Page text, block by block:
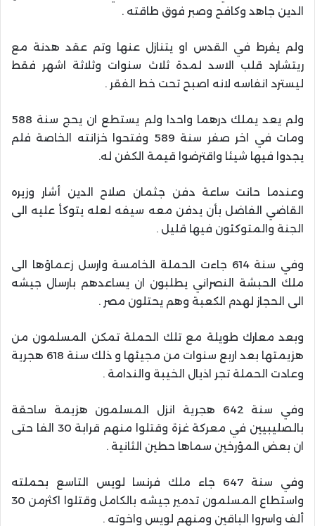
الدين جاهد وكافح وصبر فوق طاقته .
ولم يفرط في القدس او يتنازل عنها وتم عقد هدنة مع
ريتشارد قلب الاسد لمدة ثلاث سنوات وثلاثة اشهر فقط
ليسترد انفاسه لانه اصبح تحت خط الفقر .
ولم يعد يملك درهما واحدا ولم يستطع ان يحج سنة 588
ومات في اخر صفر سنة 589 وفتحوا خزانته الخاصة فلم
يجدوا فيها شيئا واقترضوا قيمة الكفن له.
وعندما حانت ساعة دفن جثمان صلاح الدين أشار وزيره
القاضي الفاضل بأن يدفن معه سيفه لعله يتوكأ عليه الى
الجنة والمتوكئون فيها قليل .
وفي سنة 614 جاءت الحملة الخامسة وارسل زعماؤها الى
ملك الحبشة النصراني يطلبون ان يساعدهم بارسال جيشه
الى الحجاز لهدم الكعبة وهم يحتلون مصر .
وبعد معارك طويلة مع تلك الحملة تمكن المسلمون من
هزيمتها بعد اربع سنوات من مجيئها و ذلك سنة 618 هجرية
وعادت الحملة تجر اذيال الخيبة والندامة .
وفي سنة 642 هجرية انزل المسلمون هزيمة ساحقة
بالصليبيين في معركة غزة وقتلوا منهم قرابة 30 الفا حتى
ان بعض المؤرخين سماها حطين الثانية .
وفي سنة 647 جاء ملك فرنسا لويس التاسع بحملته
واستطاع المسلمون تدمير جيشه بالكامل وقتلوا اكثرمن 30
ألف واسروا الباقين ومنهم لويس واخوته .